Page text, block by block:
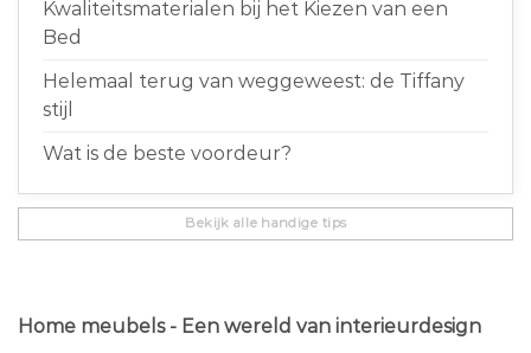
Kwaliteitsmaterialen bij het Kiezen van een
Bed
Helemaal terug van weggeweest: de Tiffany
stijl
Wat is de beste voordeur?
Bekijk alle handige tips
Home meubels - Een wereld van interieurdesign